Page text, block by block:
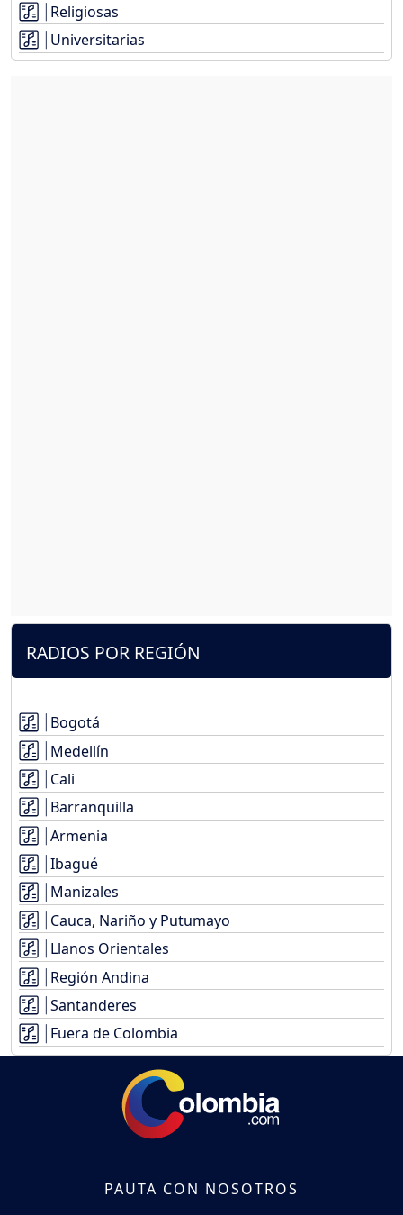
Religiosas
Universitarias
RADIOS POR REGIÓN
Bogotá
Medellín
Cali
Barranquilla
Armenia
Ibagué
Manizales
Cauca, Nariño y Putumayo
Llanos Orientales
Región Andina
Santanderes
Fuera de Colombia
PAUTA CON NOSOTROS